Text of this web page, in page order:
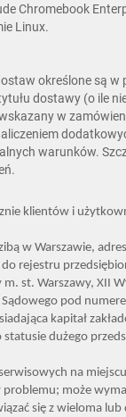
Chromebook
Linux.
określone są w
dostawy (o ile
w
warunków.
klientów i
w Warszawie,
do rejestru
st. Warszawy, XII
pod
kapitał
dużego
na
problemu; może
się z wieloma lub